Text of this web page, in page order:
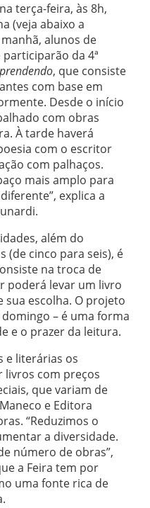
terça-feira, às 8h,
(veja abaixo a
alunos de
da 4ª
, que consiste
com base em
Desde o início
com obras
À tarde haverá
com o escritor
com palhaços.
mais amplo para
explica a
além do
(de cinco para seis), é
na troca de
poderá levar um livro
escolha. O projeto
– é uma forma
e o prazer da leitura.
e literárias os
com preços
que variam de
e Editora
“Reduzimos o
a diversidade.
número de obras”,
a Feira tem por
uma fonte rica de